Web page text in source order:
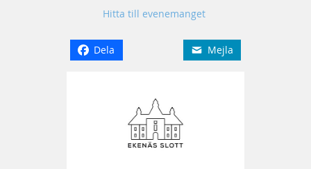
Hitta till evenemanget
Dela Mejla